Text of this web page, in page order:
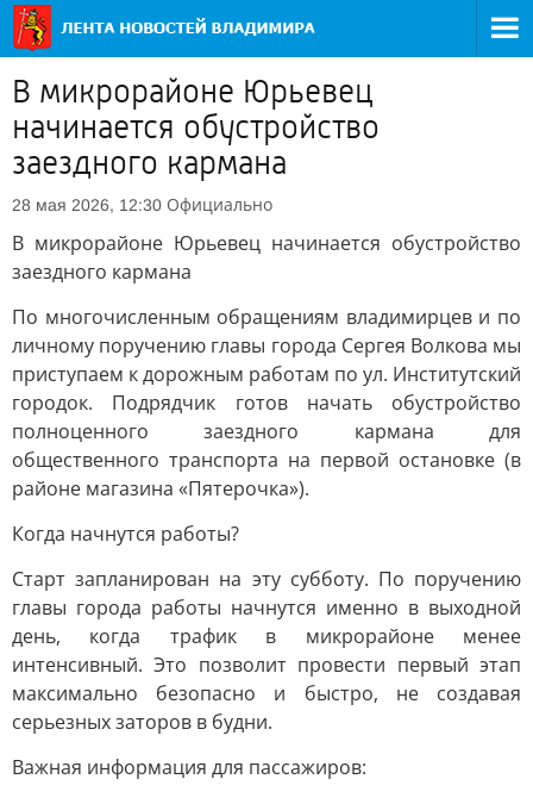
В микрорайоне Юрьевец
начинается обустройство
заездного кармана
28 мая 2026, 12:30 Официально
В микрорайоне Юрьевец начинается обустройство
заездного кармана
По многочисленным обращениям владимирцев и по
личному поручению главы города Сергея Волкова мы
приступаем к дорожным работам по ул. Институтский
городок. Подрядчик готов начать обустройство
полноценного заездного кармана для
общественного транспорта на первой остановке (в
районе магазина «Пятерочка»).
Когда начнутся работы?
Старт запланирован на эту субботу. По поручению
главы города работы начнутся именно в выходной
день, когда трафик в микрорайоне менее
интенсивный. Это позволит провести первый этап
максимально безопасно и быстро, не создавая
серьезных заторов в будни.
Важная информация для пассажиров: